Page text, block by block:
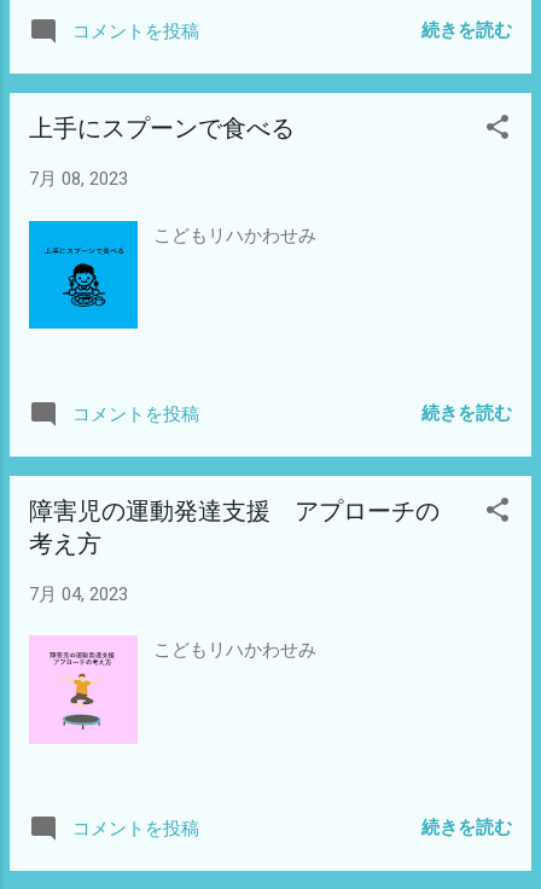
コメントを投稿 続きを読む
上手にスプーンで食べる
7月 08, 2023
こどもリハかわせみ
コメントを投稿 続きを読む
障害児の運動発達支援 アプローチの
考え方
7月 04, 2023
こどもリハかわせみ
コメントを投稿 続きを読む